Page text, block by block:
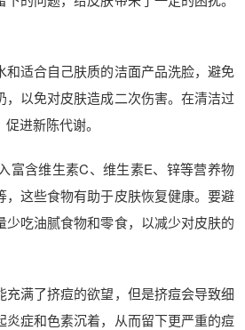
适合自己肤质的洁面产品洗脸，避免
以免对皮肤造成二次伤害。在清洁过
进新陈代谢。
富含维生素C、维生素E、锌等营养物
这些食物有助于皮肤恢复健康。要避
吃油腻食物和零食，以减少对皮肤的
满了挤痘的欲望，但是挤痘会导致细
症和色素沉着，从而留下更严重的痘